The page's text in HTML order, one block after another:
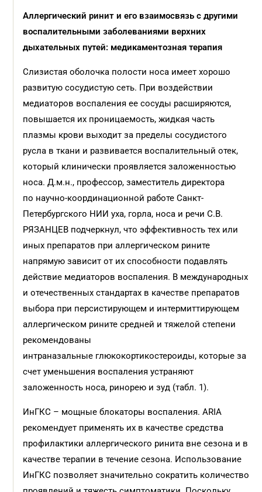
Аллергический ринит и его взаимосвязь с другими
воспалительными заболеваниями верхних
дыхательных путей: медикаментозная терапия
Слизистая оболочка полости носа имеет хорошо
развитую сосудистую сеть. При воздействии
медиаторов воспаления ее сосуды расширяются,
повышается их проницаемость, жидкая часть
плазмы крови выходит за пределы сосудистого
русла в ткани и развивается воспалительный отек,
который клинически проявляется заложенностью
носа. Д.м.н., профессор, заместитель директора
по научно-координационной работе Санкт-
Петербургского НИИ уха, горла, носа и речи С.В.
РЯЗАНЦЕВ подчеркнул, что эффективность тех или
иных препаратов при аллергическом рините
напрямую зависит от их способности подавлять
действие медиаторов воспаления. В международных
и отечественных стандартах в качестве препаратов
выбора при персистирующем и интермиттирующем
аллергическом рините средней и тяжелой степени
рекомендованы
интраназальные глюкокортикостероиды, которые за
счет уменьшения воспаления устраняют
заложенность носа, ринорею и зуд (табл. 1).
ИнГКС – мощные блокаторы воспаления. ARIA
рекомендует применять их в качестве средства
профилактики аллергического ринита вне сезона и в
качестве терапии в течение сезона. Использование
ИнГКС позволяет значительно сократить количество